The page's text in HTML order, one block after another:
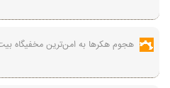
هجوم هکرها به امن‌ترین مخفیگاه